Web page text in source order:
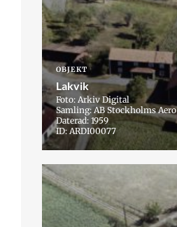
OBJEKT
Lakvik
Foto: Arkiv Digital
Samling: AB Stockholms Aero
Daterad: 1959
ID: ARDI00077